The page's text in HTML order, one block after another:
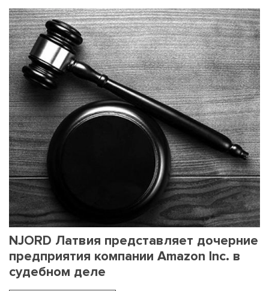
NJORD Латвия представляет дочерние
предприятия компании Amazon Inc. в
судебном деле